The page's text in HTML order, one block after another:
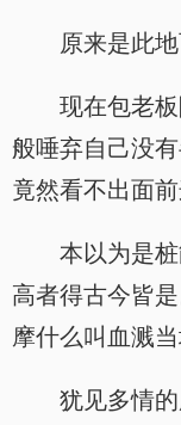
原来是此
现在包老
般唾弃自己没
竟然看不出面前
本以为是
高者得古今皆
摩什么叫血溅当
犹见多情